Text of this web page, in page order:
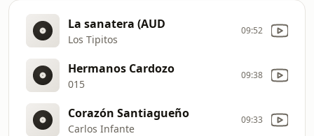
La sanatera (AUD
Los Tipitos
09:52
Hermanos Cardozo
015
09:38
Corazón Santiagueño
Carlos Infante
09:33